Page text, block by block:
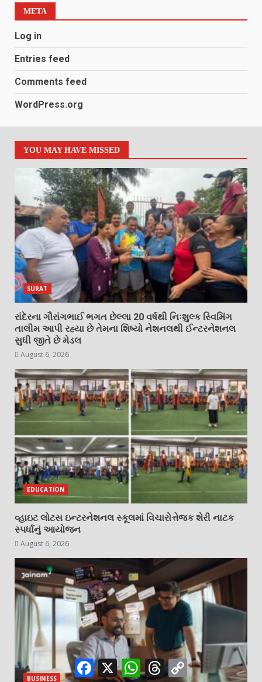
META
Log in
Entries feed
Comments feed
WordPress.org
YOU MAY HAVE MISSED
SURAT
રાંદેરના ગૌરાંગભાઈ ભગત છેલ્લા 20 વર્ષથી નિઃશુલ્ક સ્વિમિંગ
તાલીમ આપી રહ્યા છે તેમના શિષ્યો નેશનલથી ઈન્ટરનેશનલ
સુધી જીતે છે મેડલ
August 6, 2026
EDUCATION
વ્હાઇટ લોટસ ઇન્ટરનેશનલ સ્કૂલમાં વિચારોત્તેજક શેરી નાટક
સ્પર્ધાનું આયોજન
August 6, 2026
BUSINESS
Facebook
X WhatsApp
Threads
Copy
Link